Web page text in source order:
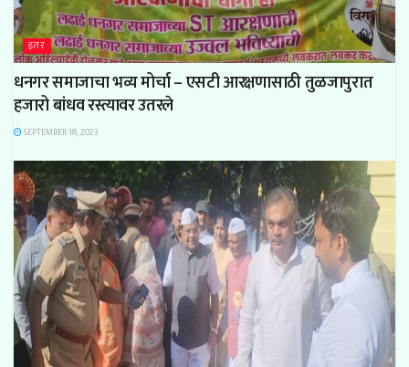
इतर
धनगर समाजाचा भव्य मोर्चा – एसटी आरक्षणासाठी तुळजापुरात
हजारो बांधव रस्त्यावर उतरले
SEPTEMBER 18, 2023